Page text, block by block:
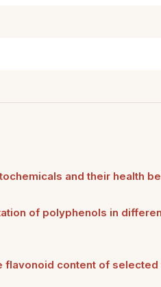
and their health
of polyphenols in
flavonoid content of